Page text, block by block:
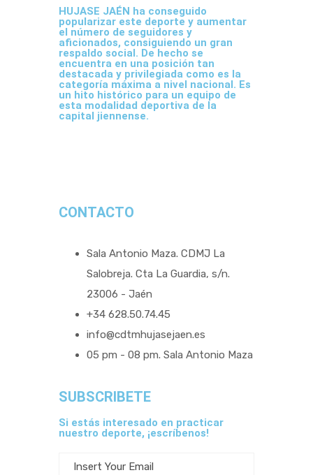
HUJASE JAÉN ha conseguido
popularizar este deporte y aumentar
el número de seguidores y
aficionados, consiguiendo un gran
respaldo social. De hecho se
encuentra en una posición tan
destacada y privilegiada como es la
categoría máxima a nivel nacional. Es
un hito histórico para un equipo de
esta modalidad deportiva de la
capital jiennense.
CONTACTO
Sala Antonio Maza. CDMJ La
Salobreja. Cta La Guardia, s/n.
23006 - Jaén
+34 628.50.74.45
info@cdtmhujasejaen.es
05 pm - 08 pm. Sala Antonio Maza
SUBSCRIBETE
Si estás interesado en practicar
nuestro deporte, ¡escríbenos!